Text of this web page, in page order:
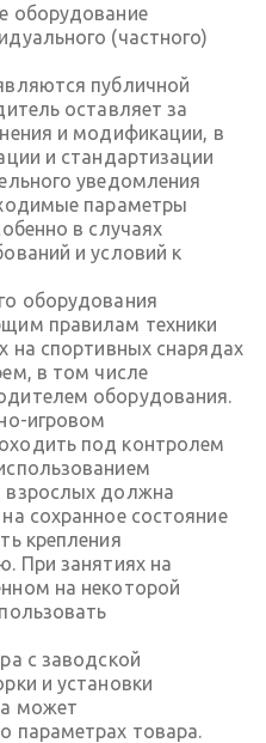
оборудование
(частного)
публичной
оставляет за
и модификации, в
и стандартизации
уведомления
параметры
в случаях
и условий к
оборудования
правилам техники
на спортивных снарядах
в том числе
оборудования.
игровом
под контролем
взрослых должна
сохранное состояние
крепления
При занятиях на
на некоторой
с заводской
и установки
может
параметрах товара.